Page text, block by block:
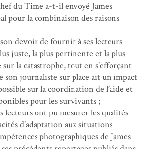
du Time a-t-il envoyé James
pour la combinaison des raisons
devoir de fournir à ses lecteurs
juste, la plus pertinente et la plus
la catastrophe, tout en s’efforçant
son journaliste sur place ait un impact
sur la coordination de l’aide et
pour les survivants ;
lecteurs ont pu mesurer les qualités
d’adaptation aux situations
photographiques de James